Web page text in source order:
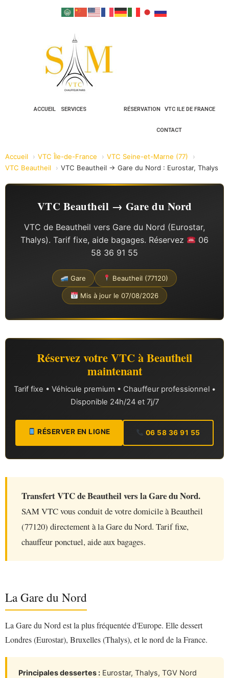
ACCUEIL SERVICES RÉSERVATION VTC ILE DE FRANCE
CONTACT
Accueil VTC Île-de-France
VTC Seine-et-Marne (77)
VTC Beautheil
VTC Beautheil → Gare du Nord : Eurostar, Thalys
VTC Beautheil → Gare du Nord
VTC de Beautheil vers Gare du Nord (Eurostar,
Thalys). Tarif fixe, aide bagages. Réservez
06
58 36 91 55
Gare Beautheil (77120)
Mis à jour le 07/08/2026
Réservez votre VTC à Beautheil
maintenant
Tarif fixe • Véhicule premium • Chauffeur professionnel •
Disponible 24h/24 et 7j/7
RÉSERVER EN LIGNE 06 58 36 91 55
Transfert VTC de Beautheil vers la Gare du Nord.
SAM VTC vous conduit de votre domicile à Beautheil
(77120) directement à la Gare du Nord. Tarif fixe,
chauffeur ponctuel, aide aux bagages.
La Gare du Nord
La Gare du Nord est la plus fréquentée d'Europe. Elle dessert
Londres (Eurostar), Bruxelles (Thalys), et le nord de la France.
Principales dessertes : Eurostar, Thalys, TGV Nord